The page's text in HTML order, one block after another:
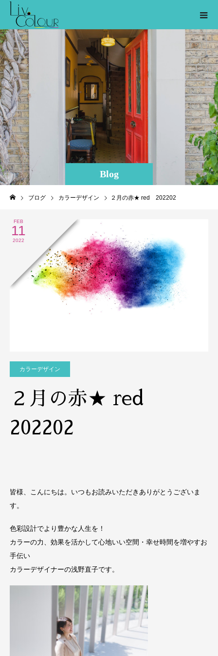
Blog
ブログ カラーデザイン ２月の赤★ red 202202
FEB
11
2022
カラーデザイン
２月の赤★ red
202202
皆様、こんにちは。いつもお読みいただきありがとうございま
す。
色彩設計でより豊かな人生を！
カラーの力、効果を活かして心地いい空間・幸せ時間を増やすお
手伝い
カラーデザイナーの浅野直子です。